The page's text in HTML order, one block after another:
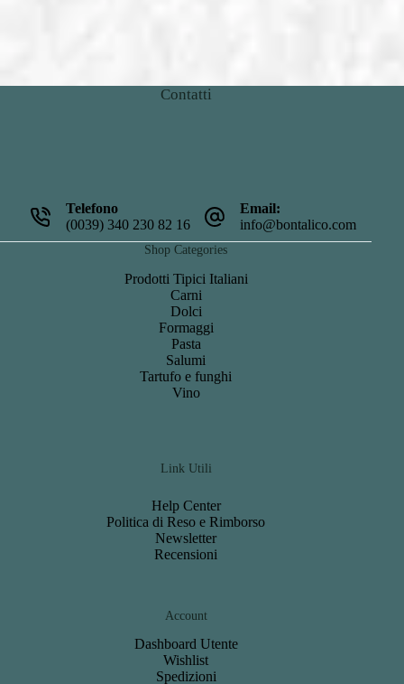
Contatti
Telefono
(0039) 340 230 82 16
Email:
info@bontalico.com
Shop Categories
Prodotti Tipici Italiani
Carni
Dolci
Formaggi
Pasta
Salumi
Tartufo e funghi
Vino
Link Utili
Help Center
Politica di Reso e Rimborso
Newsletter
Recensioni
Account
Dashboard Utente
Wishlist
Spedizioni